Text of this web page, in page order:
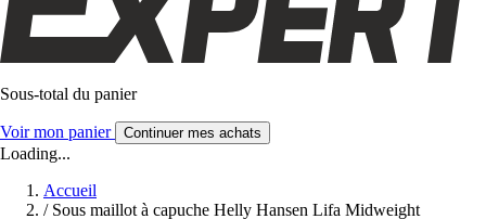
Sous-total du panier
Voir mon panier Continuer mes achats
Loading...
Accueil
/ Sous maillot à capuche Helly Hansen Lifa Midweight